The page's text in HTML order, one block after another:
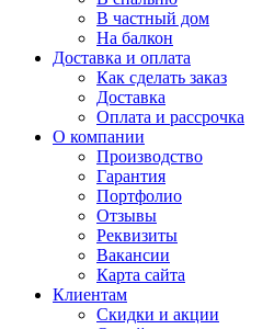
В частный дом
На балкон
Доставка и оплата
Как сделать заказ
Доставка
Оплата и рассрочка
О компании
Производство
Гарантия
Портфолио
Отзывы
Реквизиты
Вакансии
Карта сайта
Клиентам
Скидки и акции